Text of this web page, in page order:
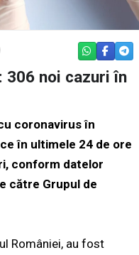
WHATSAPP
306 noi cazuri în
coronavirus în
în ultimele 24 de ore
conform datelor
către Grupul de
României, au fost